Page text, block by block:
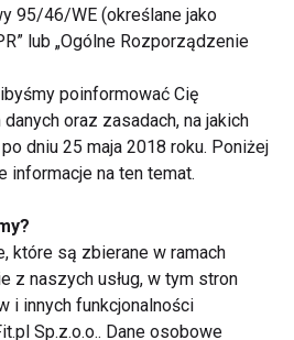
(np. 3 serie po 15
3 ćwiczenia pod rząd,
partie ciała. Każdy trening
rozgrzewką i
Wykonaj 15 powtórzeń
2-3 razy.
95/46/WE (określane jako
lub „Ogólne Rozporządzenie
poinformować Cię
oraz zasadach, na jakich
dniu 25 maja 2018 roku. Poniżej
na ten temat.
które są zbierane w ramach
z naszych usług, w tym stron
i innych funkcjonalności
Sp.z.o.o.. Dane osobowe